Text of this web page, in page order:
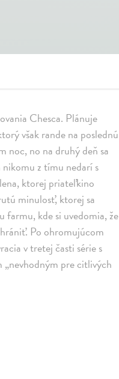
Chesca. Plánuje
však rande na poslednú
noc, no na druhý deň sa
nikomu z tímu nedarí s
ktorej priateľkino
minulosť, ktorej sa
farmu, kde si uvedomia, že
Po ohromujúcom
v tretej časti série s
pre citlivých